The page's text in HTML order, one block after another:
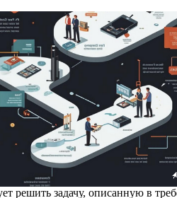
решить задачу, описанную в